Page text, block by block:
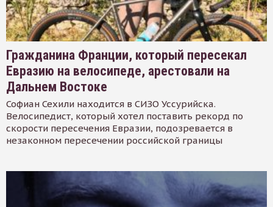
Гражданина Франции, который пересекал
Евразию на велосипеде, арестовали на
Дальнем Востоке
Софиан Сехили находится в СИЗО Уссурийска.
Велосипедист, который хотел поставить рекорд по
скорости пересечения Евразии, подозревается в
незаконном пересечении российской границы